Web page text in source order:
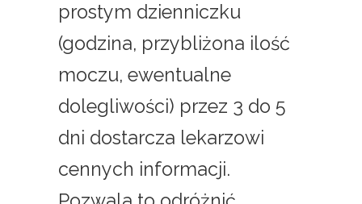
prostym dzienniczku
(godzina, przybliżona ilość
moczu, ewentualne
dolegliwości) przez 3 do 5
dni dostarcza lekarzowi
cennych informacji.